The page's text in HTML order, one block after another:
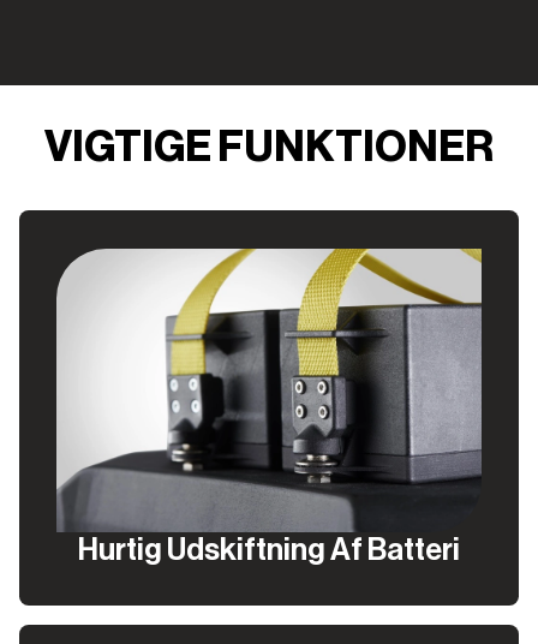
VIGTIGE FUNKTIONER
Hurtig Udskiftning Af Batteri